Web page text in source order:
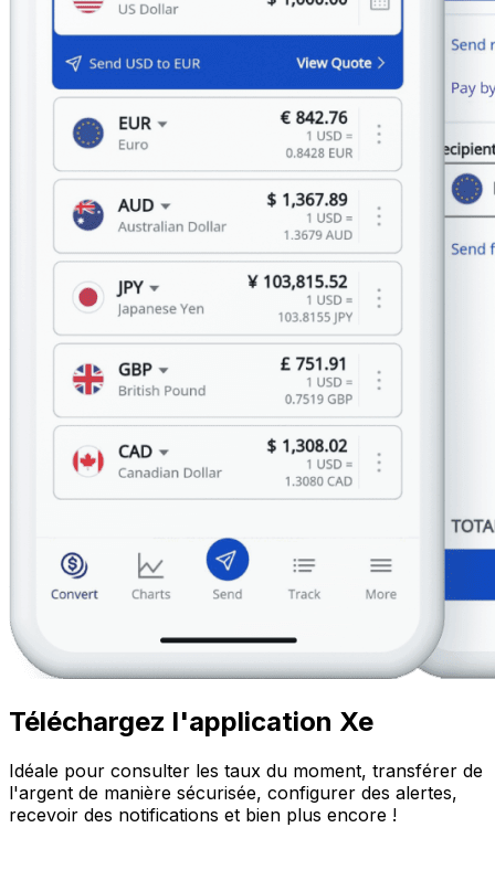
Téléchargez l'application Xe
Idéale pour consulter les taux du moment, transférer de
l'argent de manière sécurisée, configurer des alertes,
recevoir des notifications et bien plus encore !